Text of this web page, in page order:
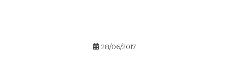
28/06/2017